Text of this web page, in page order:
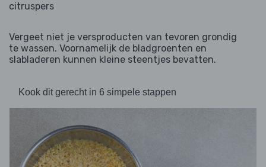
citruspers
Vergeet niet je versproducten van tevoren grondig
te wassen. Voornamelijk de bladgroenten en
slabladeren kunnen kleine steentjes bevatten.
Kook dit gerecht in 6 simpele stappen